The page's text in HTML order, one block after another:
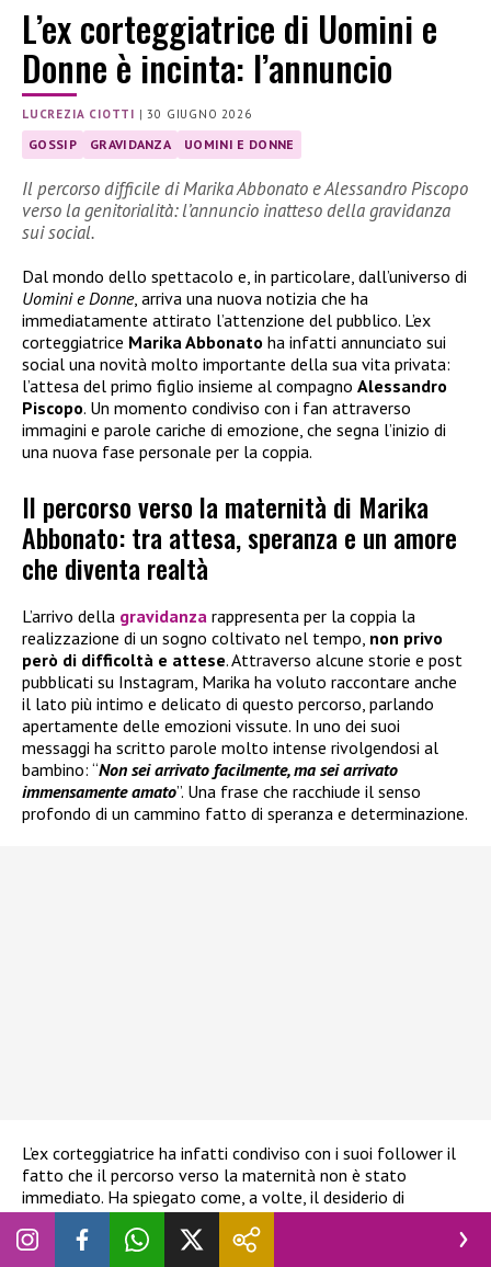
L’ex corteggiatrice di Uomini e
Donne è incinta: l’annuncio
LUCREZIA CIOTTI |30 GIUGNO 2026
GOSSIP GRAVIDANZA UOMINI E DONNE
Il percorso difficile di Marika Abbonato e Alessandro Piscopo
verso la genitorialità: l’annuncio inatteso della gravidanza
sui social.
Dal mondo dello spettacolo e, in particolare, dall’universo di
Uomini e Donne, arriva una nuova notizia che ha
immediatamente attirato l’attenzione del pubblico. L’ex
corteggiatrice Marika Abbonato ha infatti annunciato sui
social una novità molto importante della sua vita privata:
l’attesa del primo figlio insieme al compagno Alessandro
Piscopo. Un momento condiviso con i fan attraverso
immagini e parole cariche di emozione, che segna l’inizio di
una nuova fase personale per la coppia.
Il percorso verso la maternità di Marika
Abbonato: tra attesa, speranza e un amore
che diventa realtà
L’arrivo della gravidanza rappresenta per la coppia la
realizzazione di un sogno coltivato nel tempo, non privo
però di difficoltà e attese. Attraverso alcune storie e post
pubblicati su Instagram, Marika ha voluto raccontare anche
il lato più intimo e delicato di questo percorso, parlando
apertamente delle emozioni vissute. In uno dei suoi
messaggi ha scritto parole molto intense rivolgendosi al
bambino: “Non sei arrivato facilmente, ma sei arrivato
immensamente amato”. Una frase che racchiude il senso
profondo di un cammino fatto di speranza e determinazione.
L’ex corteggiatrice ha infatti condiviso con i suoi follower il
fatto che il percorso verso la maternità non è stato
immediato. Ha spiegato come, a volte, il desiderio di
diventare genitori si intrecci con momenti di attesa e
fragilità, ricordando che “
non tutte le gravidanze iniziando con